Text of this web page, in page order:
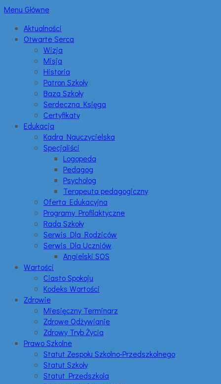
Menu Główne
Aktualności
Otwarte Serca
Wizja
Misja
Historia
Patron Szkoły
Baza Szkoły
Serdeczna Księga
Certyfikaty
Edukacja
Kadra Nauczycielska
Specjaliści
Logopeda
Pedagog
Psycholog
Terapeuta pedagogiczny
Oferta Edukacyjna
Programy Profilaktyczne
Rada Szkoły
Serwis Dla Rodziców
Serwis Dla Uczniów
Angielski SOS
Wartości
Ciasto Spokoju
Kodeks Wartości
Zdrowie
Miesięczny Terminarz
Zdrowe Odżywianie
Zdrowy Tryb Życia
Prawo Szkolne
Statut Zespołu Szkolno-Przedszkolnego
Statut Szkoły
Statut Przedszkola